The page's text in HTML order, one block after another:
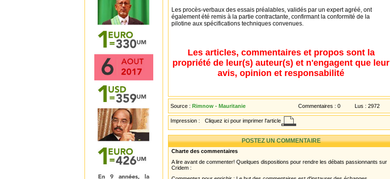
Les procès-verbaux des essais préalables, validés par un expert agréé, ont
également été remis à la partie contractante, confirmant la conformité de la
pilotine aux spécifications techniques convenues.
Les articles, commentaires et propos sont la
propriété de leur(s) auteur(s) et n'engagent que leur
avis, opinion et responsabilité
Source : Rimnow - Mauritanie Commentaires : 0 Lus : 2972
Impression : Cliquez ici pour imprimer l'article
POSTEZ UN COMMENTAIRE
Charte des commentaires
A lire avant de commenter! Quelques dispositions pour rendre les débats passionnants sur
Cridem :